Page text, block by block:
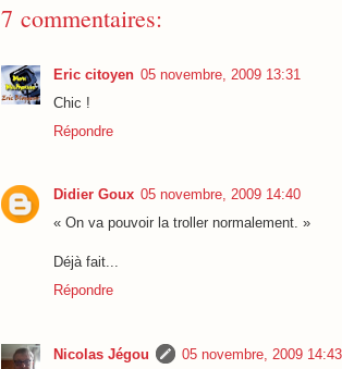
7 commentaires:
Eric citoyen 05 novembre, 2009 13:31
Chic !
Répondre
Didier Goux 05 novembre, 2009 14:40
« On va pouvoir la troller normalement. »
Déjà fait...
Répondre
Nicolas Jégou
05 novembre, 2009 14:43